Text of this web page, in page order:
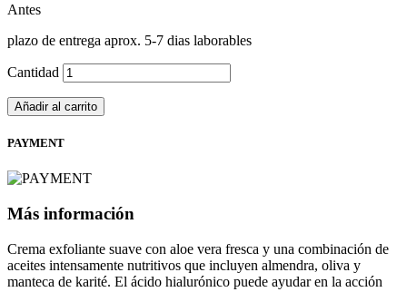
Antes
plazo de entrega aprox. 5-7 dias laborables
Cantidad
Añadir al carrito
PAYMENT
Más información
Crema exfoliante suave con aloe vera fresca y una combinación de
aceites intensamente nutritivos que incluyen almendra, oliva y
manteca de karité. El ácido hialurónico puede ayudar en la acción